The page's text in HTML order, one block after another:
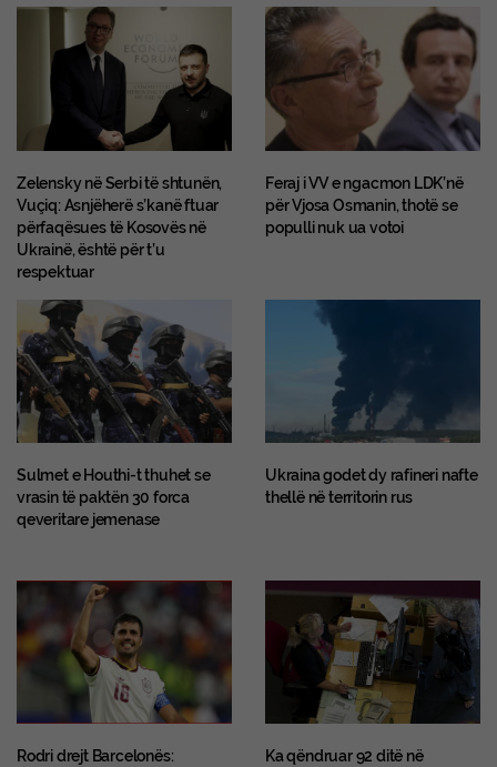
Zelensky në Serbi të shtunën,
Vuçiq: Asnjëherë s’kanë ftuar
përfaqësues të Kosovës në
Ukrainë, është për t’u
respektuar
Feraj i VV e ngacmon LDK’në
për Vjosa Osmanin, thotë se
populli nuk ua votoi
Sulmet e Houthi-t thuhet se
vrasin të paktën 30 forca
qeveritare jemenase
Ukraina godet dy rafineri nafte
thellë në territorin rus
Rodri drejt Barcelonës:
Ka qëndruar 92 ditë në